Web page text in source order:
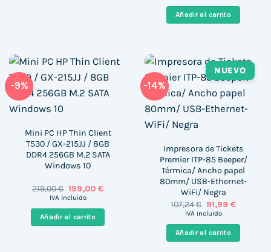
era:
123,57 €.
es:
105,99 €.
Añadir al carrito
-9%
Mini PC HP Thin Client
T530 / GX-215JJ / 8GB
DDR4 256GB M.2 SATA
Windows 10
219,00€ El
precio
era:
219,00 €.
199,00 €El
es:
199,00 €.
IVA incluido
Añadir al carrito
-14%
NUEVO
Impresora de Tickets
Premier ITP-85 Beeper/
Térmica/ Ancho papel
80mm/ USB-Ethernet-
WiFi/ Negra
107,24€ El
precio
era:
107,24 €.
91,99 €El
es:
91,99 €.
IVA incluido
Añadir al carrito